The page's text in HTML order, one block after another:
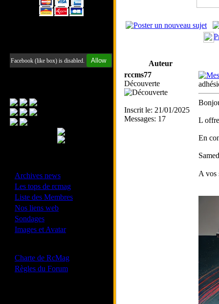
Facebook (like box) is disabled. Allow
Archives news
Les tops de rcmag
Liste des Membres
Nos liens web
Sondages
Images et Avatar
Charte de RcMag
Règles du Forum
Auteur
rccms77
Découverte
Inscrit le: 21/01/2025
Messages: 17
L
En
A